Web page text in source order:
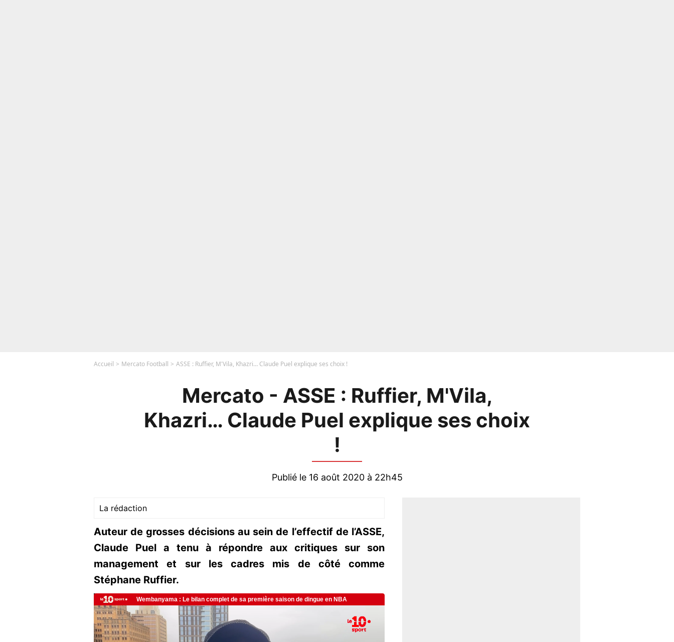
Accueil Mercato Football ASSE : Ruffier, M'Vila, Khazri… Claude Puel explique ses choix !
Mercato - ASSE : Ruffier, M'Vila,
Khazri… Claude Puel explique ses choix
!
Publié le 16 août 2020 à 22h45
La rédaction
Auteur de grosses décisions au sein de l’effectif de l’ASSE,
Claude Puel a tenu à répondre aux critiques sur son
management et sur les cadres mis de côté comme
Stéphane Ruffier.